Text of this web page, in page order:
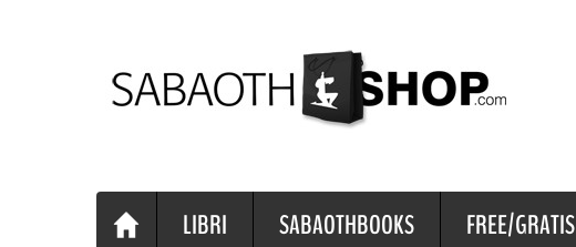
LIBRI SABAOTHBOOKS FREE/GRATIS